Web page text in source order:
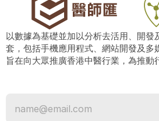
以數據為基礎並加以分析去活用、開發
套，包括手機應用程式、網站開發及多
旨在向大眾推廣香港中醫行業，為推動